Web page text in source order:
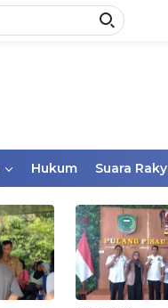
Hukum Suara